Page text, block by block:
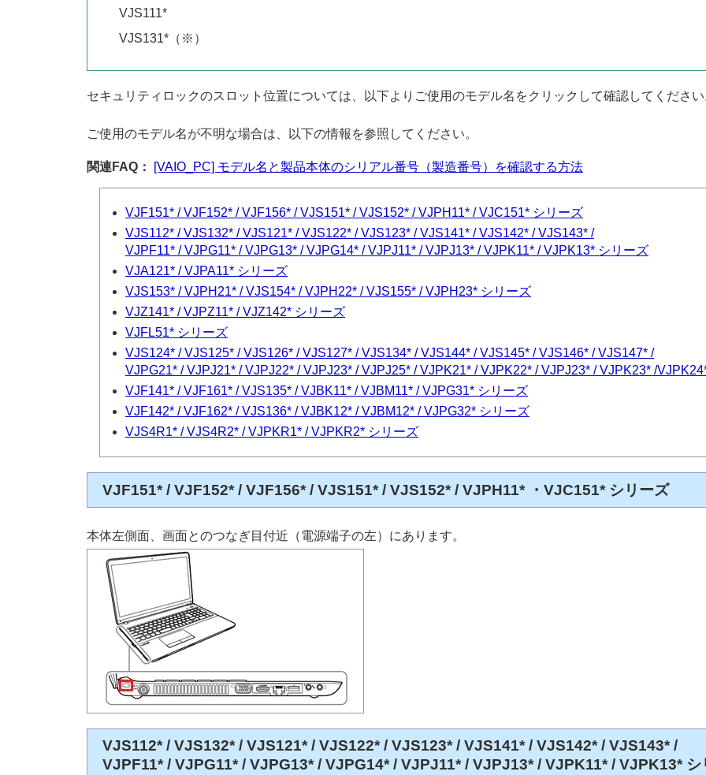
VJS111*
VJS131*（※）
セキュリティロックのスロット位置については、以下よりご使用のモデル名をクリックして確認してくださ
ご使用のモデル名が不明な場合は、以下の情報を参照してください。
関連FAQ： [VAIO_PC] モデル名と製品本体のシリアル番号（製造番号）を確認する方法
VJF151* / VJF152* / VJF156* / VJS151* / VJS152* / VJPH11* / VJC151* シリーズ
VJS112* / VJS132* / VJS121* / VJS122* / VJS123* / VJS141* / VJS142* / VJS143* /
VJPF11* / VJPG11* / VJPG13* / VJPG14* / VJPJ11* / VJPJ13* / VJPK11* / VJPK13* シリーズ
VJA121* / VJPA11* シリーズ
VJS153* / VJPH21* / VJS154* / VJPH22* / VJS155* / VJPH23* シリーズ
VJZ141* / VJPZ11* / VJZ142* シリーズ
VJFL51* シリーズ
VJS124* / VJS125* / VJS126* / VJS127* / VJS134* / VJS144* / VJS145* / VJS146* / VJS147* /
VJPG21* / VJPJ21* / VJPJ22* / VJPJ23* / VJPJ25* / VJPK21* / VJPK22* / VJPJ23* / VJPK23* /
VJF141* / VJF161* / VJS135* / VJBK11* / VJBM11* / VJPG31* シリーズ
VJF142* / VJF162* / VJS136* / VJBK12* / VJBM12* / VJPG32* シリーズ
VJS4R1* / VJS4R2* / VJPKR1* / VJPKR2* シリーズ
VJF151* / VJF152* / VJF156* / VJS151* / VJS152* / VJPH11* ・VJC151* シリーズ
本体左側面、画面とのつなぎ目付近（電源端子の左）にあります。
VJS112* / VJS132* / VJS121* / VJS122* / VJS123* / VJS141* / VJS142* / VJS143* /
VJPF11* / VJPG11* / VJPG13* / VJPG14* / VJPJ11* / VJPJ13* / VJPK11* / VJPK13* シ